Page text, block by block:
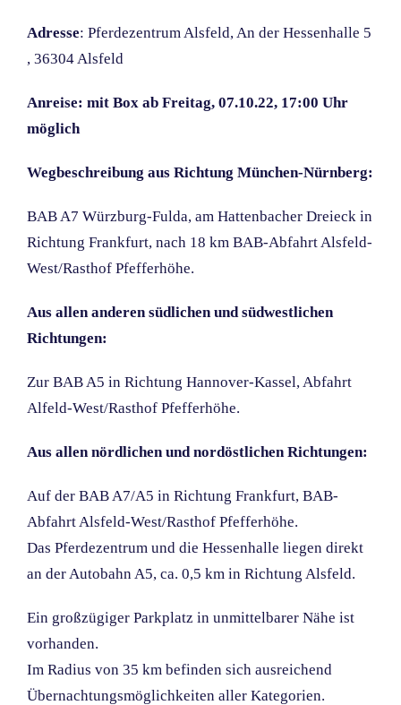
Adresse: Pferdezentrum Alsfeld, An der Hessenhalle 5
, 36304 Alsfeld
Anreise: mit Box ab Freitag, 07.10.22, 17:00 Uhr
möglich
Wegbeschreibung aus Richtung München-Nürnberg:
BAB A7 Würzburg-Fulda, am Hattenbacher Dreieck in
Richtung Frankfurt, nach 18 km BAB-Abfahrt Alsfeld-
West/Rasthof Pfefferhöhe.
Aus allen anderen südlichen und südwestlichen
Richtungen:
Zur BAB A5 in Richtung Hannover-Kassel, Abfahrt
Alfeld-West/Rasthof Pfefferhöhe.
Aus allen nördlichen und nordöstlichen Richtungen:
Auf der BAB A7/A5 in Richtung Frankfurt, BAB-
Abfahrt Alsfeld-West/Rasthof Pfefferhöhe.
Das Pferdezentrum und die Hessenhalle liegen direkt
an der Autobahn A5, ca. 0,5 km in Richtung Alsfeld.
Ein großzügiger Parkplatz in unmittelbarer Nähe ist
vorhanden.
Im Radius von 35 km befinden sich ausreichend
Übernachtungsmöglichkeiten aller Kategorien.